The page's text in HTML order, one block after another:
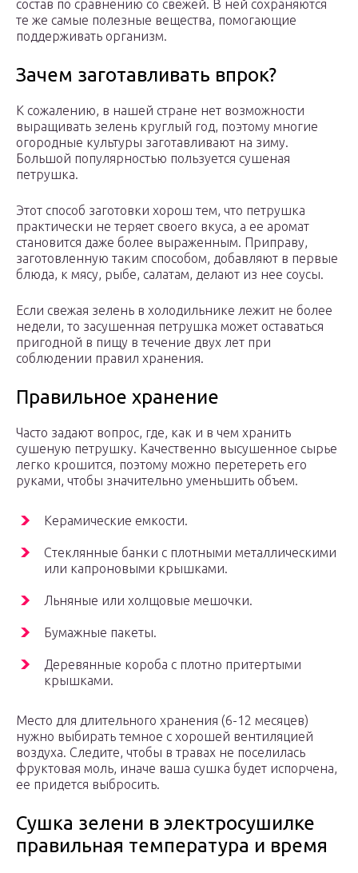
состав по сравнению со свежей. В ней сохраняются
те же самые полезные вещества, помогающие
поддерживать организм.
Зачем заготавливать впрок?
К сожалению, в нашей стране нет возможности
выращивать зелень круглый год, поэтому многие
огородные культуры заготавливают на зиму.
Большой популярностью пользуется сушеная
петрушка.
Этот способ заготовки хорош тем, что петрушка
практически не теряет своего вкуса, а ее аромат
становится даже более выраженным. Приправу,
заготовленную таким способом, добавляют в первые
блюда, к мясу, рыбе, салатам, делают из нее соусы.
Если свежая зелень в холодильнике лежит не более
недели, то засушенная петрушка может оставаться
пригодной в пищу в течение двух лет при
соблюдении правил хранения.
Правильное хранение
Часто задают вопрос, где, как и в чем хранить
сушеную петрушку. Качественно высушенное сырье
легко крошится, поэтому можно перетереть его
руками, чтобы значительно уменьшить объем.
Керамические емкости.
Стеклянные банки с плотными металлическими
или капроновыми крышками.
Льняные или холщовые мешочки.
Бумажные пакеты.
Деревянные короба с плотно притертыми
крышками.
Место для длительного хранения (6-12 месяцев)
нужно выбирать темное с хорошей вентиляцией
воздуха. Следите, чтобы в травах не поселилась
фруктовая моль, иначе ваша сушка будет испорчена,
ее придется выбросить.
Сушка зелени в электросушилке
правильная температура и время